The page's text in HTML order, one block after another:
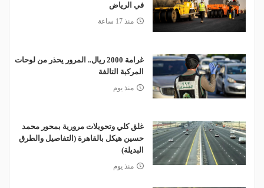
في الرياض
منذ 17 ساعة
غرامة 2000 ريال.. المرور يحذر من لوحات
المركبة التالفة
منذ يوم
غلق كلي وتحويلات مرورية بمحور محمد
حسين هيكل بالقاهرة (التفاصيل والطرق
البديلة)
منذ يوم